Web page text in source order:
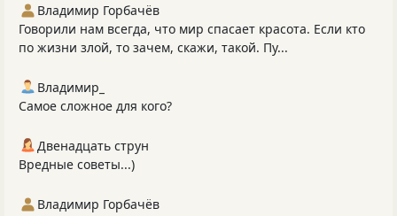
Владимир Горбачёв
Говорили нам всегда, что мир спасает красота. Если кто
по жизни злой, то зачем, скажи, такой. Пу...
Владимир_
Самое сложное для кого?
Двенадцать струн
Вредные советы...)
Владимир Горбачёв